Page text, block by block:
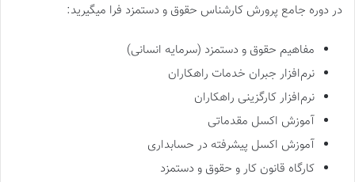
در دوره جامع پرورش کارشناس حقوق و دستمزد فرا میگیرید:
مفاهیم حقوق و دستمزد (سرمایه انسانی)
نرم‌افزار جبران خدمات راهکاران
نرم‌افزار کارگزینی راهکاران
آموزش اکسل مقدماتی
آموزش اکسل پیشرفته در حسابداری
کارگاه قانون کار و حقوق و دستمزد